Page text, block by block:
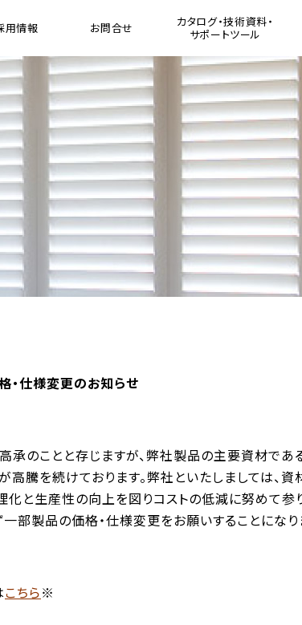
ブラインド
ブラインド
テム
[ ウッドシャッター ]
ガラリ戸・よろい戸・可動ルーバー建具
プレミアムシリーズ ウッドシャッター+
（可動ルーバー建具・ガラリ戸・よろい戸）
ナニック可動ルーバーユニット
用情報 お問合せ
カタログ・技術資料・
サポートツール
仕様変更のお知らせ
承のことと存じますが、弊社製品の主要資材であ
騰を続けております。弊社といたしましては、資
化と生産性の向上を図りコストの低減に努めて参
一部製品の価格・仕様変更をお願いすることになり
こちら※